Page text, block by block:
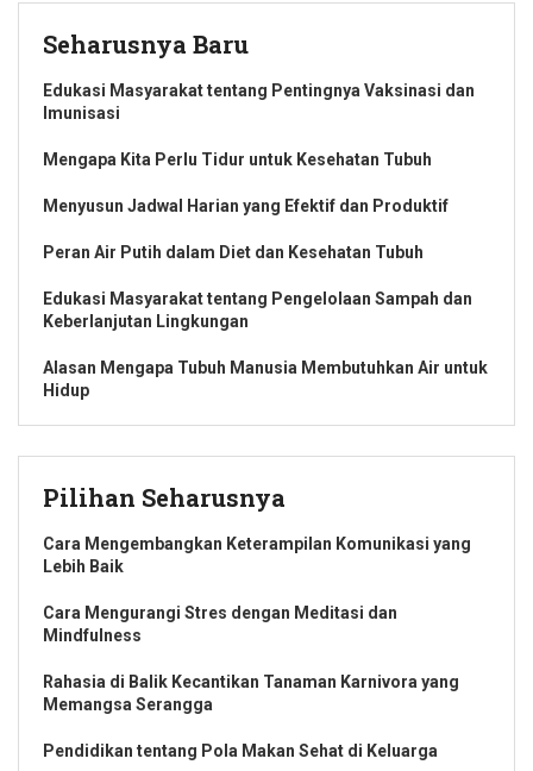
Seharusnya Baru
Edukasi Masyarakat tentang Pentingnya Vaksinasi dan
Imunisasi
Mengapa Kita Perlu Tidur untuk Kesehatan Tubuh
Menyusun Jadwal Harian yang Efektif dan Produktif
Peran Air Putih dalam Diet dan Kesehatan Tubuh
Edukasi Masyarakat tentang Pengelolaan Sampah dan
Keberlanjutan Lingkungan
Alasan Mengapa Tubuh Manusia Membutuhkan Air untuk
Hidup
Pilihan Seharusnya
Cara Mengembangkan Keterampilan Komunikasi yang
Lebih Baik
Cara Mengurangi Stres dengan Meditasi dan
Mindfulness
Rahasia di Balik Kecantikan Tanaman Karnivora yang
Memangsa Serangga
Pendidikan tentang Pola Makan Sehat di Keluarga